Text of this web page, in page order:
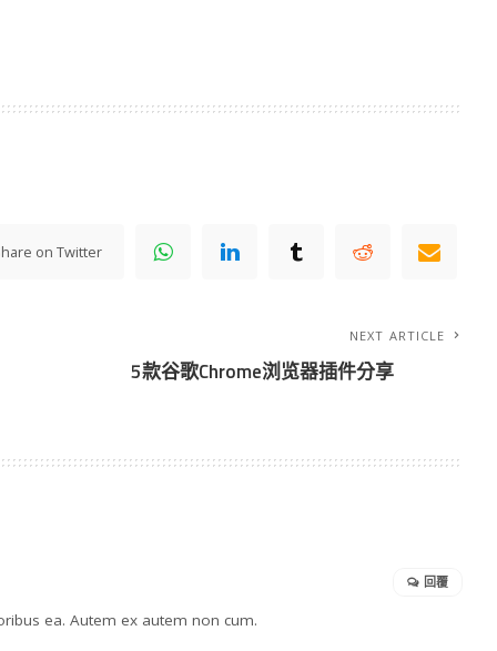
on Twitter
NEXT ARTICLE
5款谷歌Chrome浏览器插件分享
ea. Autem ex autem non cum.
回覆